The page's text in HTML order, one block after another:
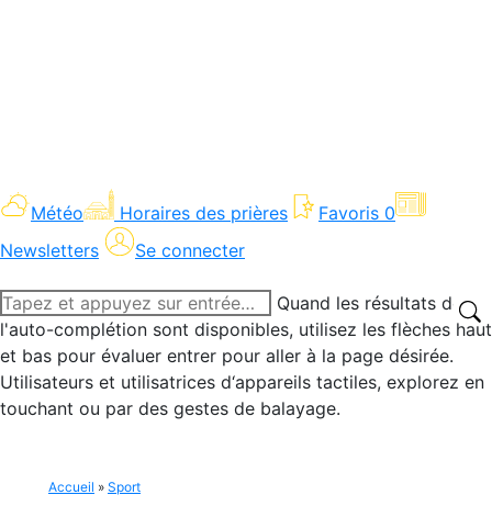
Météo Horaires des prières Favoris 0
Newsletters
Se connecter
Recherche
:
Quand les résultats de
l'auto-complétion sont disponibles, utilisez les flèches haut
et bas pour évaluer entrer pour aller à la page désirée.
Utilisateurs et utilisatrices d‘appareils tactiles, explorez en
touchant ou par des gestes de balayage.
Accueil » Sport